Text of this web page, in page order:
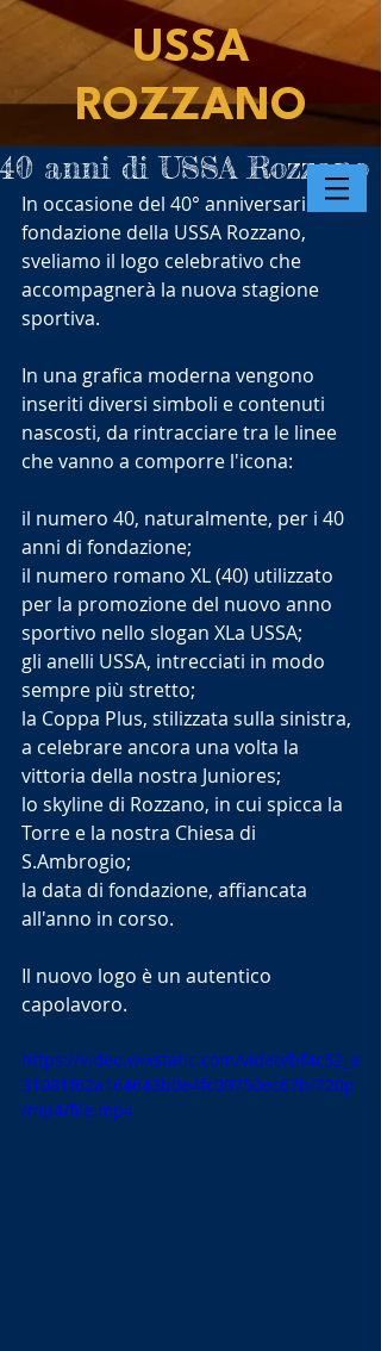
USSA
ROZZANO
40 anni di USSA Rozzano
In occasione del 40° anniversario di
fondazione della USSA Rozzano,
sveliamo il logo celebrativo che
accompagnerà la nuova stagione
sportiva.
In una grafica moderna vengono
inseriti diversi simboli e contenuti
nascosti, da rintracciare tra le linee
che vanno a comporre l'icona:
il numero 40, naturalmente, per i 40
anni di fondazione;
il numero romano XL (40) utilizzato
per la promozione del nuovo anno
sportivo nello slogan XLa USSA;
gli anelli USSA, intrecciati in modo
sempre più stretto;
la Coppa Plus, stilizzata sulla sinistra,
a celebrare ancora una volta la
vittoria della nostra Juniores;
lo skyline di Rozzano, in cui spicca la
Torre e la nostra Chiesa di
S.Ambrogio;
la data di fondazione, affiancata
all'anno in corso.
Il nuovo logo è un autentico
capolavoro.
https://video.wixstatic.com/video/bf4c52_e
31081f62a164643b0e4fc09750ec67b/720p
/mp4/file.mp4